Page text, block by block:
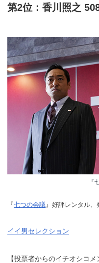
第2位：香川照之
『
『七つの会議 』好評レンタル
イイ男セレクション
【投票者からのイチオシコメ